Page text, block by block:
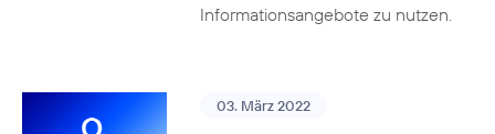
Informationsangebote zu nutzen.
03. März 2022